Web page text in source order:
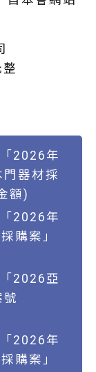
2026年
器材採
額)
2026年
購案」
2026亞
2026年
購案」